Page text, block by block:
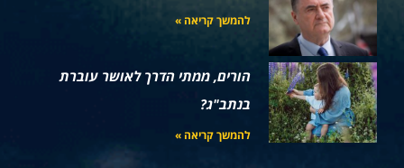
להמשך קריאה »
הורים, ממתי הדרך לאושר עוברת
בנתב"ג?
להמשך קריאה »